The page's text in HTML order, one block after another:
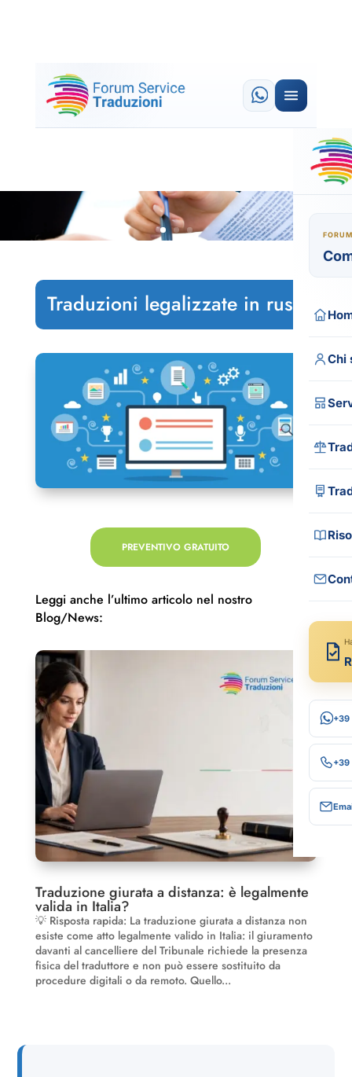
Chi
+39
Traduzioni legalizzate in russo
PREVENTIVO GRATUITO
Leggi anche l’ultimo articolo nel nostro
Blog/News:
Traduzione giurata a distanza: è legalmente
valida in Italia?
💡 Risposta rapida: La traduzione giurata a distanza non
esiste come atto legalmente valido in Italia: il giuramento
davanti al cancelliere del Tribunale richiede la presenza
fisica del traduttore e non può essere sostituito da
procedure digitali o da remoto. Quello...